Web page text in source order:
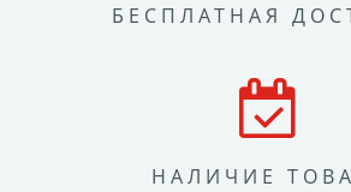
БЕСПЛАТНАЯ
НАЛИЧИЕ